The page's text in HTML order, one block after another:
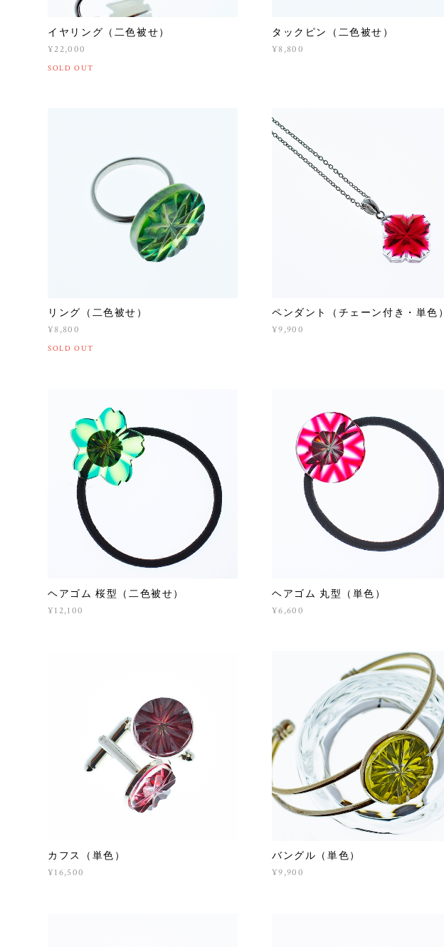
イヤリング（二色被せ）
¥22,000
SOLD OUT
タックピン（二色被せ）
¥8,800
リング（二色被せ）
¥8,800
SOLD OUT
ペンダント（チェーン付き・単色）
¥9,900
ヘアゴム 桜型（二色被せ）
¥12,100
ヘアゴム 丸型（単色）
¥6,600
カフス（単色）
¥16,500
バングル（単色）
¥9,900